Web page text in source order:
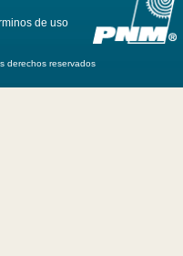
de uso
derechos reservados